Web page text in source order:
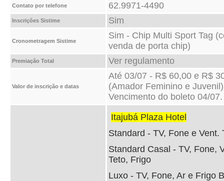
Contato por telefone 62.9971-4490
Inscrições Sistime Sim
Cronometragem Sistime
Sim - Chip Multi Sport Tag
venda de porta chip)
Premiação Total Ver regulamento
Valor de inscrição e datas
Até 03/07 - R$ 60,00 e R$
(Amador Feminino e
Vencimento do boleto 04/07.
Itajubá Plaza Hotel
Standard - TV, Fone e Vent.
Standard Casal - TV, Fone,
Teto, Frigo
Luxo - TV, Fone, Ar e Frigo